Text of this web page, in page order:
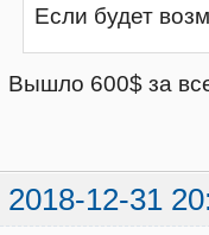
Если будет
Вышло 600$ за
2018-12-31